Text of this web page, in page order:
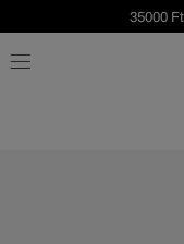
35000